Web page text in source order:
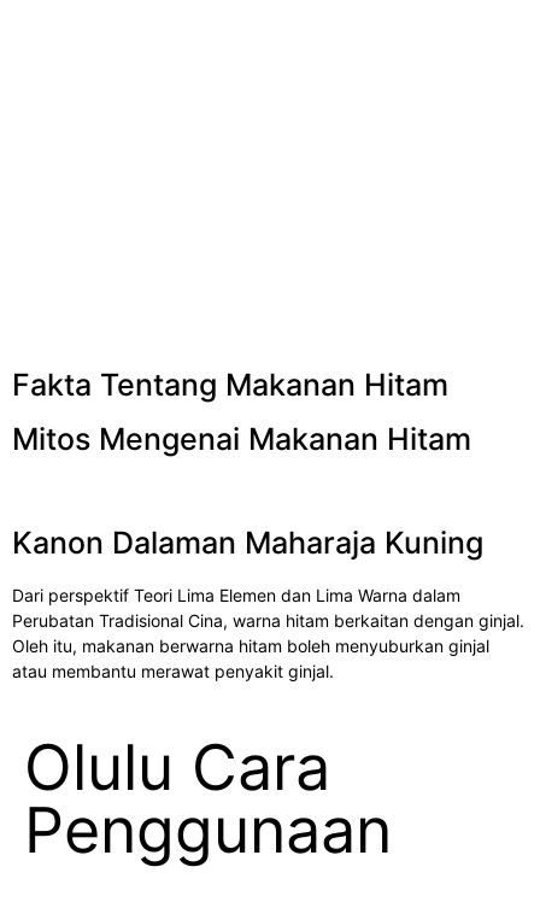
Fakta Tentang Makanan Hitam
Mitos Mengenai Makanan Hitam
Kanon Dalaman Maharaja Kuning
Dari perspektif Teori Lima Elemen dan Lima Warna dalam
Perubatan Tradisional Cina, warna hitam berkaitan dengan ginjal.
Oleh itu, makanan berwarna hitam boleh menyuburkan ginjal
atau membantu merawat penyakit ginjal.
Olulu Cara
Penggunaan